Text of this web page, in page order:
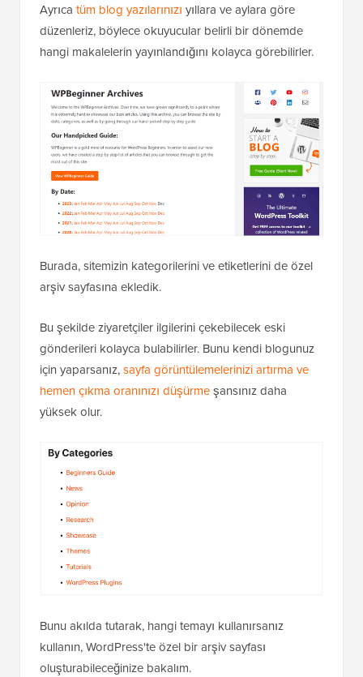
Ayrıca tüm blog yazılarınızı yıllara ve aylara göre
düzenleriz, böylece okuyucular belirli bir dönemde
hangi makalelerin yayınlandığını kolayca görebilirler.
Burada, sitemizin kategorilerini ve etiketlerini de özel
arşiv sayfasına ekledik.
Bu şekilde ziyaretçiler ilgilerini çekebilecek eski
gönderileri kolayca bulabilirler. Bunu kendi blogunuz
için yaparsanız,sayfa görüntülemelerinizi artırma ve
hemen çıkma oranınızı düşürmeşansınız daha
yüksek olur.
Bunu akılda tutarak, hangi temayı kullanırsanız
kullanın, WordPress'te özel bir arşiv sayfası
oluşturabileceğinize bakalım.